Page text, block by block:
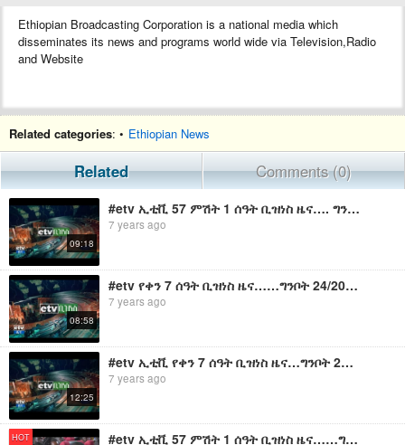
Ethiopian Broadcasting Corporation is a national media which
disseminates its news and programs world wide via Television,Radio
and Website
Related categories: • Ethiopian News
Related Comments (0)
09:18
#etv ኢቲቪ 57 ምሽት 1 ሰዓት ቢዝነስ ዜና…. ግንቦት 29/2011
7 years ago
08:58
#etv የቀን 7 ሰዓት ቢዝነስ ዜና……ግንቦት 24/2011 ዓ.ም
7 years ago
12:25
#etv ኢቲቪ የቀን 7 ሰዓት ቢዝነስ ዜና…ግንቦት 23/2011 ዓ.ም
7 years ago
HOT #etv ኢቲቪ 57 ምሽት 1 ሰዓት ቢዝነስ ዜና……ግንቦት 27/2011 ዓ.ም